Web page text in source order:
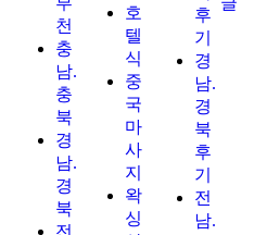
천
충
남.
충
북
경
남.
경
북
전
호
텔
식
중
국
마
사
지
왁
싱
후
기
경
남.
경
북
후
기
전
남.